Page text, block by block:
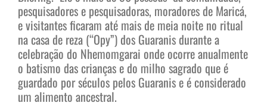
pesquisadores e pesquisadoras, moradores de Maricá,
e visitantes ficaram até mais de meia noite no ritual
na casa de reza (“Opy”) dos Guaranis durante a
celebração do Nhemomgarai onde ocorre anualmente
o batismo das crianças e do milho sagrado que é
guardado por séculos pelos Guaranis e é considerado
um alimento ancestral.